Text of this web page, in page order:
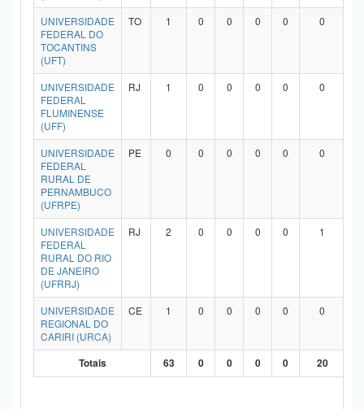
UNIVERSIDADE
FEDERAL DO
TOCANTINS
(UFT)
TO 1 0 0 0 0 0
UNIVERSIDADE
FEDERAL
FLUMINENSE
(UFF)
RJ 1 0 0 0 0 0
UNIVERSIDADE
FEDERAL
RURAL DE
PERNAMBUCO
(UFRPE)
PE 0 0 0 0 0 0
UNIVERSIDADE
FEDERAL
RURAL DO RIO
DE JANEIRO
(UFRRJ)
RJ 2 0 0 0 0 1
UNIVERSIDADE
REGIONAL DO
CARIRI (URCA)
CE 1 0 0 0 0 0
Totais 63 0 0 0 0 20